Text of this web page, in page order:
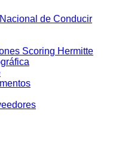
de Conducir
Scoring Hermitte